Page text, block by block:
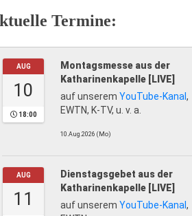
Termine:
AUG
10
18:00
Montagsmesse aus der
Katharinenkapelle [LIVE]
auf unserem YouTube-Kanal ,
EWTN, K-TV, u. v. a.
10.Aug.2026 (Mo)
AUG
11
Dienstagsgebet aus der
Katharinenkapelle [LIVE]
auf unserem YouTube-Kanal ,